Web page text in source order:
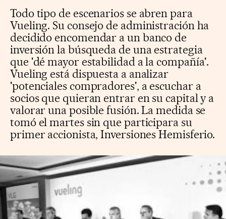
Todo tipo de escenarios se abren para
Vueling. Su consejo de administración ha
decidido encomendar a un banco de
inversión la búsqueda de una estrategia
que 'dé mayor estabilidad a la compañía'.
Vueling está dispuesta a analizar
'potenciales compradores', a escuchar a
socios que quieran entrar en su capital y a
valorar una posible fusión. La medida se
tomó el martes sin que participara su
primer accionista, Inversiones Hemisferio.